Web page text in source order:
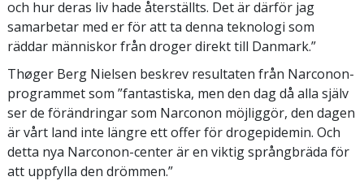
och hur deras liv hade återställts. Det är därför jag
samarbetar med er för att ta denna teknologi som
räddar människor från droger direkt till Danmark.”
Thøger Berg Nielsen beskrev resultaten från Narconon-
programmet som ”fantastiska, men den dag då alla själv
ser de förändringar som Narconon möjliggör, den dagen
är vårt land inte längre ett offer för drogepidemin. Och
detta nya Narconon-center är en viktig språngbräda för
att uppfylla den drömmen.”